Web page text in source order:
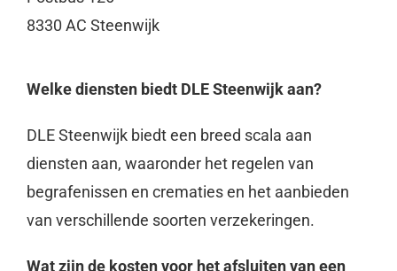
8330 AC Steenwijk
Welke diensten biedt DLE Steenwijk aan?
DLE Steenwijk biedt een breed scala aan
diensten aan, waaronder het regelen van
begrafenissen en crematies en het aanbieden
van verschillende soorten verzekeringen.
Wat zijn de kosten voor het afsluiten van een